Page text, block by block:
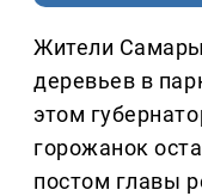
Жители
деревьев в
этом
горожанок
постом главы